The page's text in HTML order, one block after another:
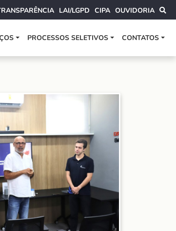
LAI/LGPD CIPA OUVIDORIA
PROCESSOS SELETIVOS CONTATOS